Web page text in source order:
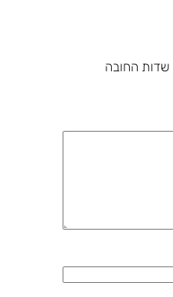
שדות החובה